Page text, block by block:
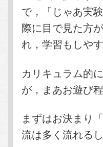
で，「じゃあ実
際に目で見た方
れ，学習もしや
カリキュラム的
が，まあお遊び程
まずはお決まり
流は多く流れる